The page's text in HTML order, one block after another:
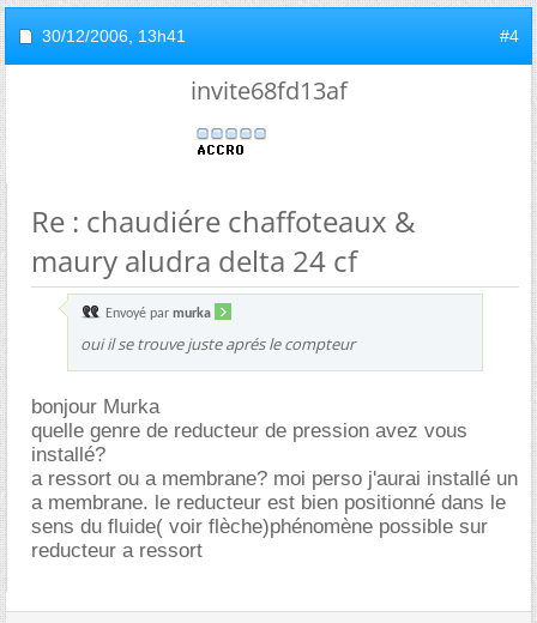
30/12/2006, 13h41 #4
invite68fd13af
Re : chaudiére chaffoteaux &
maury aludra delta 24 cf
Envoyé par murka
oui il se trouve juste aprés le compteur
bonjour Murka
quelle genre de reducteur de pression avez vous
installé?
a ressort ou a membrane? moi perso j'aurai installé un
a membrane. le reducteur est bien positionné dans le
sens du fluide( voir flèche)phénomène possible sur
reducteur a ressort